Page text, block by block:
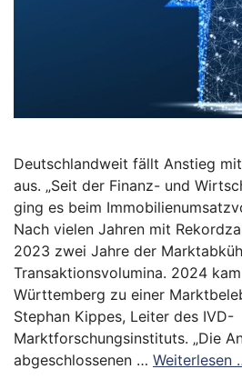
Deutschlandweit fällt Anstieg
aus. „Seit der Finanz- und
ging es beim
Nach vielen Jahren mit
2023 zwei Jahre der
Transaktionsvolumina. 2024
Württemberg zu einer
Stephan Kippes, Leiter des IVD-
Marktforschungsinstituts. „Die
abgeschlossenen … Weiterlesen